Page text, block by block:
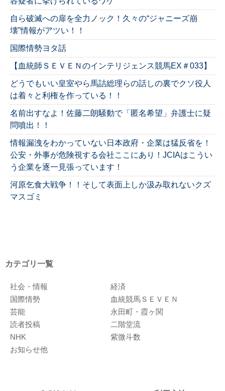
自ら破滅への扉を全力ノック！久々の“ジャニーズ崩
壊”情報がアツい！！
国際情勢ヨタ話
【血統師ＳＥＶＥＮのインテリジェンス競馬EX＃033】
どうでもいい皇室やら馬詰総理らの話しの裏でクソ役人
は着々と利権を作っている！！
名前出すなよ！佐藤二朗騒動で「匿名希望」弁護士に疑
問噴出！！
情報漏洩をわかっていない日本政府・企業は猛反省を！
公安・外事が危険視する会社ここにあり！JCIAはこうい
う企業を逐一見張っています！
河原乞食大戦争！！そして表面上しか汲み取れないクズ
マスゴミ
カテゴリ一覧
社会・情報
経済
国際情勢
血統競馬ＳＥＶＥＮ
芸能
永田町・霞ヶ関
読者投稿
二階堂流
NHK
紫微斗数
お知らせ他